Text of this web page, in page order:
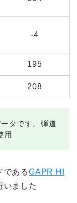
-4
195
208
タです。弾道
用
であるGAPR HI
いました